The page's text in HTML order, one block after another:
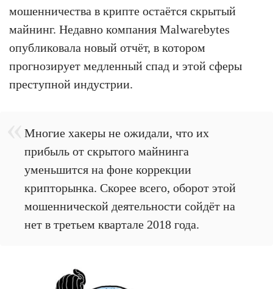
мошенничества в крипте остаётся скрытый
майнинг. Недавно компания Malwarebytes
опубликовала новый отчёт, в котором
прогнозирует медленный спад и этой сферы
преступной индустрии.
Многие хакеры не ожидали, что их
прибыль от скрытого майнинга
уменьшится на фоне коррекции
крипторынка. Скорее всего, оборот этой
мошеннической деятельности сойдёт на
нет в третьем квартале 2018 года.